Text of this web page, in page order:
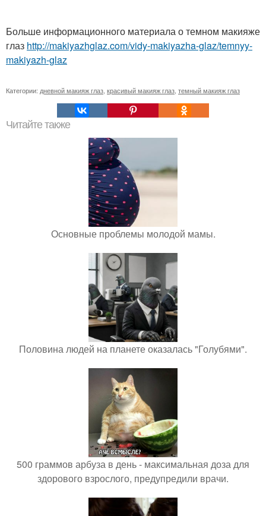
Больше информационного материала о темном макияже
глаз http://makiyazhglaz.com/vidy-makiyazha-glaz/temnyy-
makiyazh-glaz
Категории: дневной макияж глаз красивый макияж глаз темный макияж глаз
Читайте также
Основные проблемы молодой мамы.
Половина людей на планете оказалась "Голубями".
500 граммов арбуза в день - максимальная доза для
здорового взрослого, предупредили врачи.